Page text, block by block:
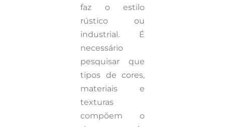
faz o estilo
rústico ou
industrial. É
necessário
pesquisar que
tipos de cores,
materiais e
texturas
compõem o